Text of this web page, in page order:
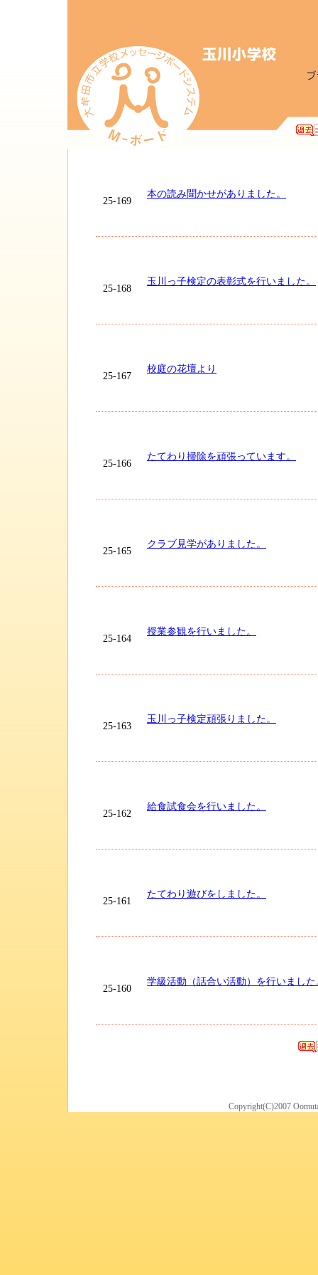
25-169
本の読み聞かせがありました。
25-168
玉川っ子検定の表彰式を行いました。
25-167
校庭の花壇より
25-166
たてわり掃除を頑張っています。
25-165
クラブ見学がありました。
25-164
授業参観を行いました。
25-163
玉川っ子検定頑張りました。
25-162
給食試食会を行いました。
25-161
たてわり遊びをしました。
25-160
学級活動（話合い活動）を行いました
Copyright(C)2007